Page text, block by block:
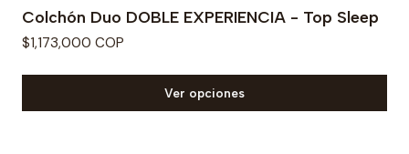
Colchón Duo DOBLE EXPERIENCIA - Top Sleep
$1,173,000 COP
Ver opciones